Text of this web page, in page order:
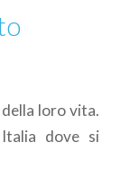
loro vita.
dove si